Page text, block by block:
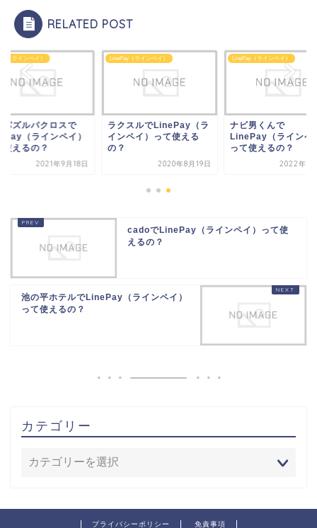
RELATED POST
（ラインペイ）
パズルパクロスで
（ラインペイ）
使えるの？
2021年9月18日
LinePay（ラインペイ）
ラクスルでLinePay（ラ
インペイ）って使える
の？
2020年8月19日
LinePay（ラインペイ）
ナビ男くんで
LinePay（ラインペ
って使えるの？
2022年7
cadoでLinePay（ラインペイ）って使
えるの？
池の平ホテルでLinePay（ラインペイ）
って使えるの？
カテゴリー
プライバシーポリシー 免責事項